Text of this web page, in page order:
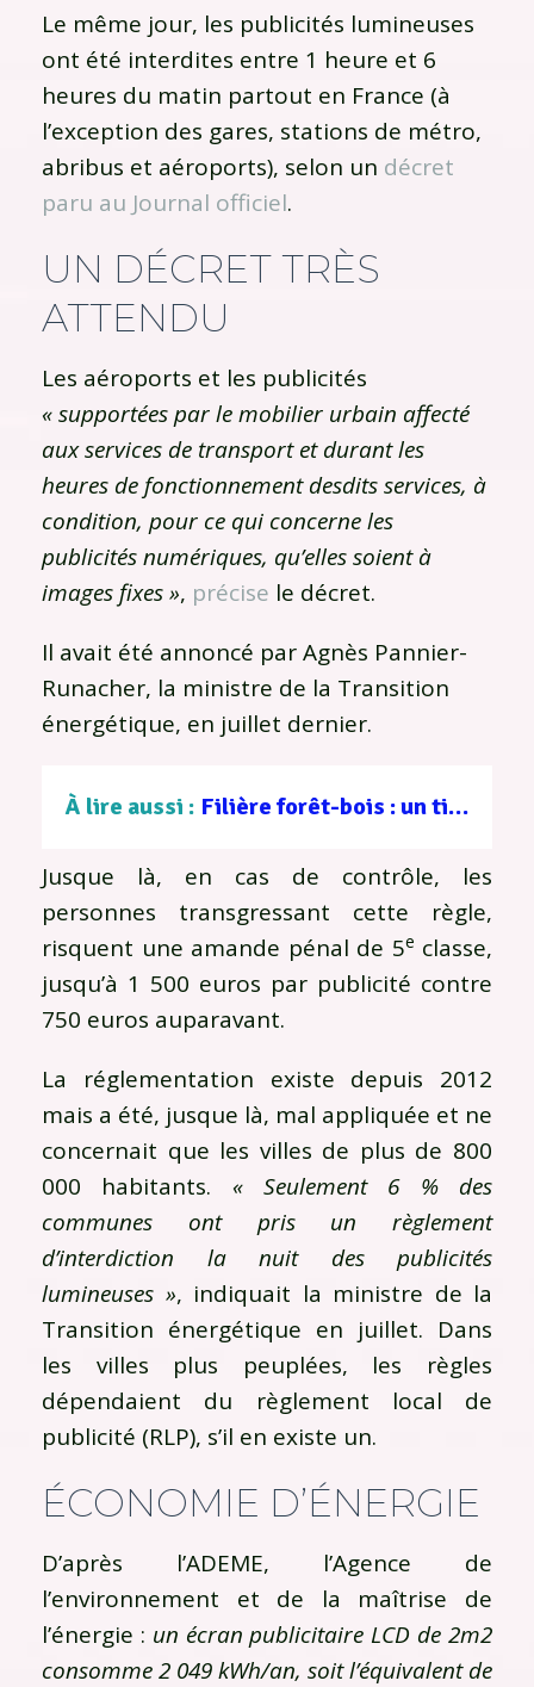
Le même jour, les publicités lumineuses
ont été interdites entre 1 heure et 6
heures du matin partout en France (à
l’exception des gares, stations de métro,
abribus et aéroports), selon un décret
paru au Journal officiel.
UN DÉCRET TRÈS
ATTENDU
Les aéroports et les publicités
« supportées par le mobilier urbain affecté
aux services de transport et durant les
heures de fonctionnement desdits services, à
condition, pour ce qui concerne les
publicités numériques, qu’elles soient à
images fixes », précise le décret.
Il avait été annoncé par Agnès Pannier-
Runacher, la ministre de la Transition
énergétique, en juillet dernier.
À lire aussi : Filière forêt-bois : un tissu d’entreprises au service d’une gestion durable
Jusque là, en cas de contrôle, les
personnes transgressant cette règle,
risquent une amande pénal de 5e classe,
jusqu’à 1 500 euros par publicité contre
750 euros auparavant.
La réglementation existe depuis 2012
mais a été, jusque là, mal appliquée et ne
concernait que les villes de plus de 800
000 habitants. « Seulement 6 % des
communes ont pris un règlement
d’interdiction la nuit des publicités
lumineuses », indiquait la ministre de la
Transition énergétique en juillet. Dans
les villes plus peuplées, les règles
dépendaient du règlement local de
publicité (RLP), s’il en existe un.
ÉCONOMIE D’ÉNERGIE
D’après l’ADEME, l’Agence de
l’environnement et de la maîtrise de
l’énergie : un écran publicitaire LCD de 2m2
consomme 2 049 kWh/an, soit l’équivalent de